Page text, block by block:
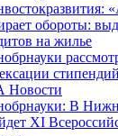
обороты:
на жилье
Новости
В
XI